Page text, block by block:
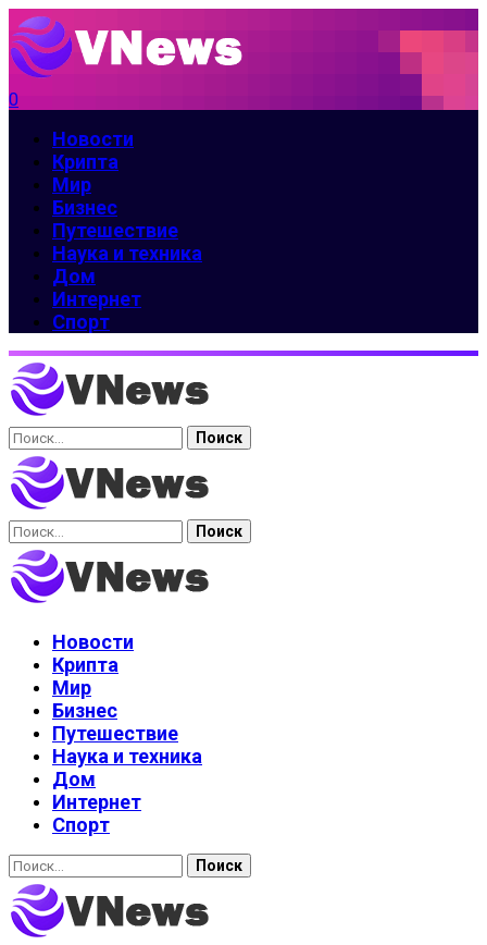
0
Новости
Крипта
Мир
Бизнес
Путешествие
Наука и техника
Дом
Интернет
Спорт
Найти:
Найти:
Новости
Крипта
Мир
Бизнес
Путешествие
Наука и техника
Дом
Интернет
Спорт
Найти: